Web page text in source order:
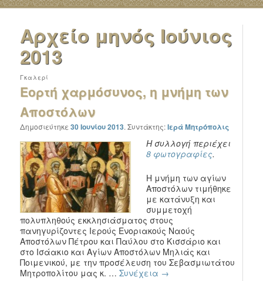
Αρχείο μηνός Ιούνιος
2013
Εορτή χαρμόσυνος, η μνήμη των
Αποστόλων
Γκαλερί
Δημοσιεύτηκε30 Ιουνίου 2013.Συντάκτης:Ιερά Μητρόπολις
Η συλλογή περιέχει
8 φωτογραφίες.
Η μνήμη των αγίων
Αποστόλων τιμήθηκε
με κατάνυξη και
συμμετοχή
πολυπληθούς εκκλησιάσματος στους
πανηγυρίζοντες Ιερούς Ενοριακούς Ναούς
Αποστόλων Πέτρου και Παύλου στο Κισσάριο και
στο Ισάακιο και Αγίων Αποστόλων Μηλιάς και
Ποιμενικού, με την προσέλευση του Σεβασμιωτάτου
Μητροπολίτου μας κ. …Συνέχεια →